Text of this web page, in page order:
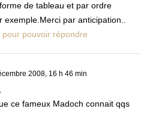
de tableau et par ordre
exemple.Merci par anticipation..
pouvoir répondre
2008, 16 h 46 min
ce fameux Madoch connait qqs